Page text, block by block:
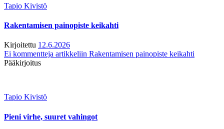
Tapio Kivistö
Rakentamisen painopiste keikahti
Kirjoitettu 12.6.2026
Ei kommentteja artikkeliin Rakentamisen painopiste keikahti
Pääkirjoitus
Tapio Kivistö
Pieni virhe, suuret vahingot